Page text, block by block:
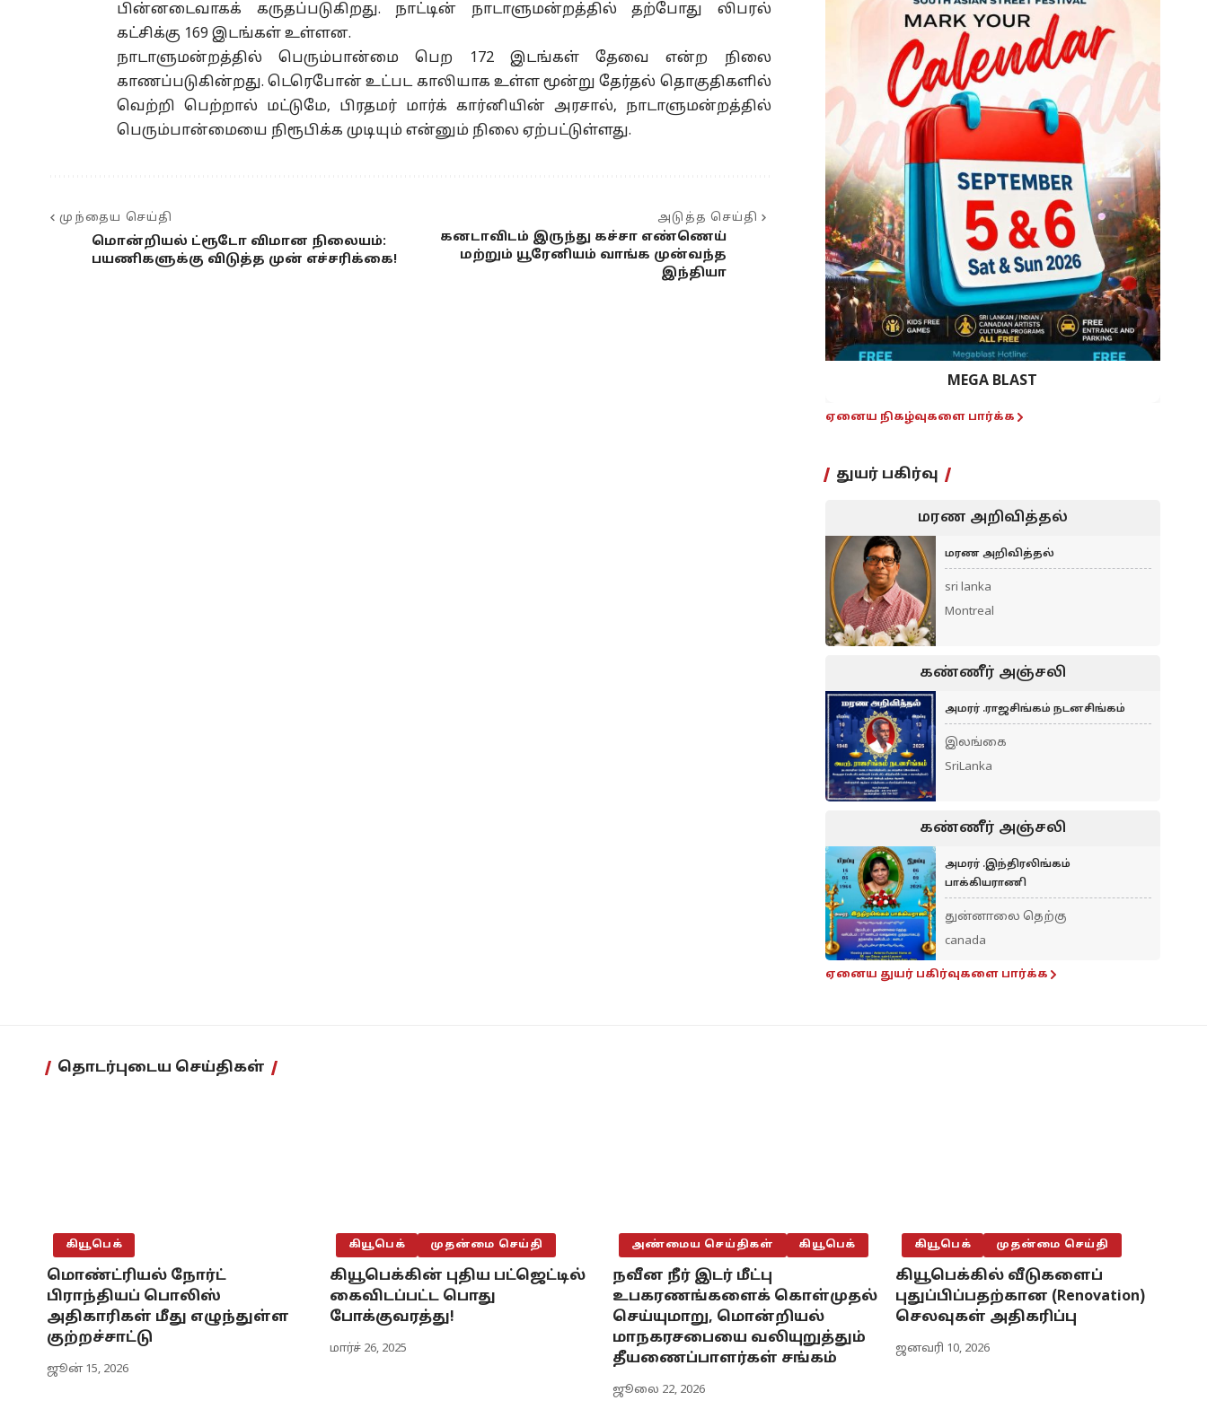
பின்னடைவாகக் கருதப்படுகிறது. நாட்டின் நாடாளுமன்றத்தில் தற்போது லிபரல்
கட்சிக்கு 169 இடங்கள் உள்ளன.
நாடாளுமன்றத்தில் பெரும்பான்மை பெற 172 இடங்கள் தேவை என்ற நிலை
காணப்படுகின்றது. டெரெபோன் உட்பட காலியாக உள்ள மூன்று தேர்தல் தொகுதிகளில்
வெற்றி பெற்றால் மட்டுமே, பிரதமர் மார்க் கார்னியின் அரசால், நாடாளுமன்றத்தில்
பெரும்பான்மையை நிரூபிக்க முடியும் என்னும் நிலை ஏற்பட்டுள்ளது.
முந்தைய செய்தி
மொன்றியல் ட்ரூடோ விமான நிலையம்:
பயணிகளுக்கு விடுத்த முன் எச்சரிக்கை!
அடுத்த செய்தி
கனடாவிடம் இருந்து கச்சா எண்ணெய்
மற்றும் யூரேனியம் வாங்க முன்வந்த
இந்தியா
MEGA BLAST
ஏனைய நிகழ்வுகளை பார்க்க
துயர் பகிர்வு
மரண அறிவித்தல்
மரண அறிவித்தல்
sri lanka
Montreal
கண்ணீர் அஞ்சலி
அமரர் .ராஜசிங்கம் நடனசிங்கம்
இலங்கை
SriLanka
கண்ணீர் அஞ்சலி
அமரர் .இந்திரலிங்கம்
பாக்கியராணி
துன்னாலை தெற்கு
canada
ஏனைய துயர் பகிர்வுகளை பார்க்க
தொடர்புடைய செய்திகள்
கியூபெக்
மொண்ட்ரியல் நோர்ட்
பிராந்தியப் பொலிஸ்
அதிகாரிகள் மீது எழுந்துள்ள
குற்றச்சாட்டு
ஜூன் 15, 2026
கியூபெக் முதன்மை செய்தி
கியூபெக்கின் புதிய பட்ஜெட்டில்
கைவிடப்பட்ட பொது
போக்குவரத்து!
மார்ச் 26, 2025
அண்மைய செய்திகள் கியூபெக்
நவீன நீர் இடர் மீட்பு
உபகரணங்களைக் கொள்முதல்
செய்யுமாறு, மொன்றியல்
மாநகரசபையை வலியுறுத்தும்
தீயணைப்பாளர்கள் சங்கம்
ஜூலை 22, 2026
கியூபெக் முதன்மை செய்தி
கியூபெக்கில் வீடுகளைப்
புதுப்பிப்பதற்கான (Renovation)
செலவுகள் அதிகரிப்பு
ஜனவரி 10, 2026